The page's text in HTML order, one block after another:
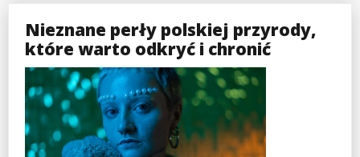
Nieznane perły polskiej przyrody,
które warto odkryć i chronić